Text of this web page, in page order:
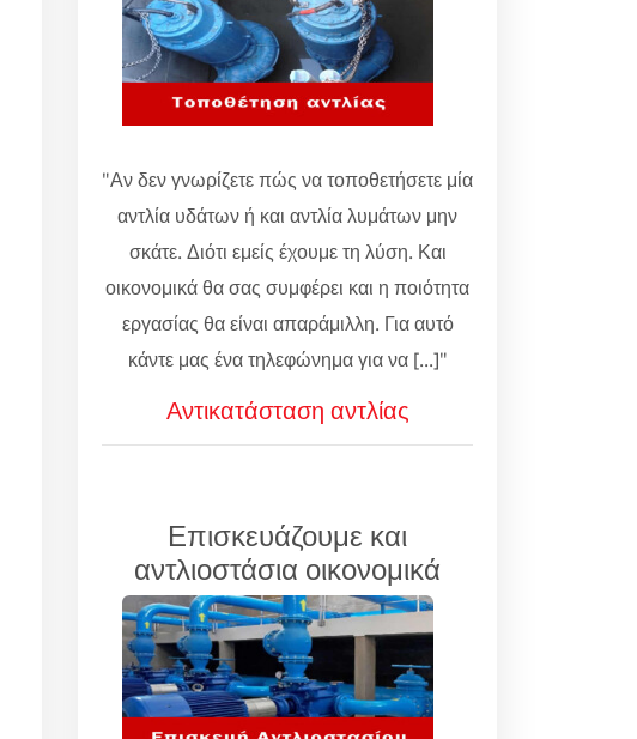
"Αν δεν γνωρίζετε πώς να τοποθετήσετε μία
αντλία υδάτων ή και αντλία λυμάτων μην
σκάτε. Διότι εμείς έχουμε τη λύση. Και
οικονομικά θα σας συμφέρει και η ποιότητα
εργασίας θα είναι απαράμιλλη. Για αυτό
κάντε μας ένα τηλεφώνημα για να [...]"
Αντικατάσταση αντλίας
Επισκευάζουμε και
αντλιοστάσια οικονομικά